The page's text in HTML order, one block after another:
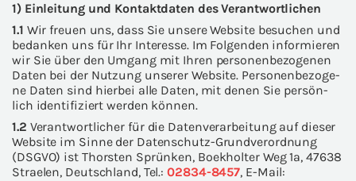
1) Ein­lei­tung und Kon­takt­da­ten des Ver­ant­wort­li­chen
1.1 Wir freu­en uns, dass Sie un­se­re Web­site be­su­chen und
be­dan­ken uns für Ihr In­ter­es­se. Im Fol­gen­den in­for­mie­ren
wir Sie über den Um­gang mit Ihren per­so­nen­be­zo­ge­nen
Daten bei der Nut­zung un­se­rer Web­site. Per­so­nen­be­zo­ge­
ne Daten sind hier­bei alle Daten, mit denen Sie per­sön­
lich iden­ti­fi­ziert wer­den kön­nen.
1.2 Ver­ant­wort­li­cher für die Da­ten­ver­ar­bei­tung auf die­ser
Web­site im Sinne der Datenschutz-​Grundverordnung
(DSGVO) ist Thors­ten Sprün­ken, Bo­ek­hol­ter Weg 1a, 47638
Strae­len, Deutsch­land, Tel.:02834-8457, E-​Mail: